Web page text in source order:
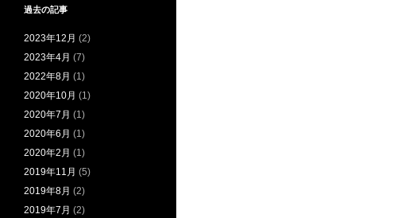
過去の記事
2023年12月 (2)
2023年4月 (7)
2022年8月 (1)
2020年10月 (1)
2020年7月 (1)
2020年6月 (1)
2020年2月 (1)
2019年11月 (5)
2019年8月 (2)
2019年7月 (2)